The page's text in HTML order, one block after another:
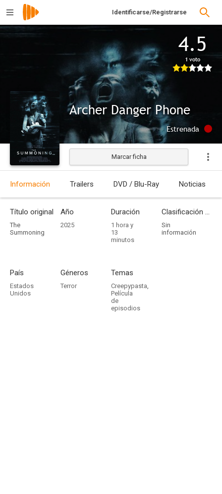
Identificarse/Registrarse
4.5
1 voto
Archer Danger Phone
Estrenada
Marcar ficha
Información Trailers DVD / Blu-Ray Noticias
Título original
The
Summoning
Año
2025
Duración
1 hora y
13
minutos
Clasificación por edades
Sin
información
País
Estados
Unidos
Géneros
Terror
Temas
Creepypasta,
Película
de
episodios